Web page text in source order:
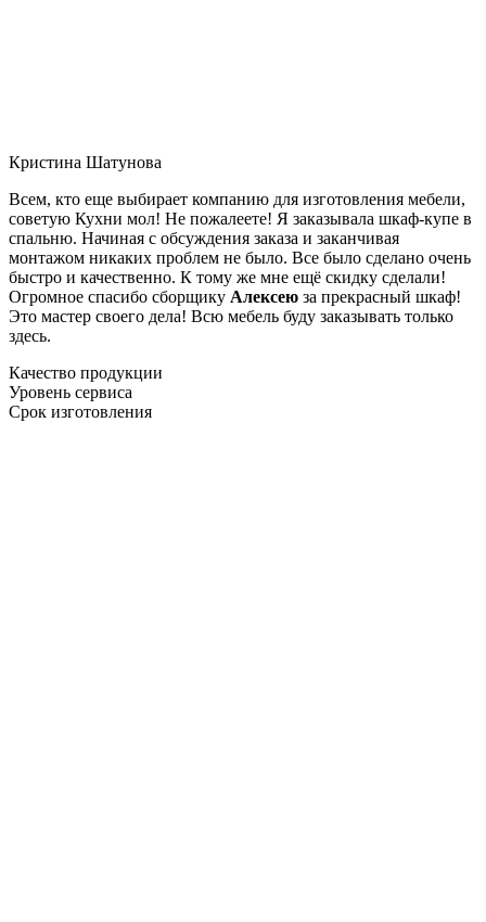
Кристина Шатунова
Всем, кто еще выбирает компанию для изготовления мебели,
советую Кухни мол! Не пожалеете! Я заказывала шкаф-купе в
спальню. Начиная с обсуждения заказа и заканчивая
монтажом никаких проблем не было. Все было сделано очень
быстро и качественно. К тому же мне ещё скидку сделали!
Огромное спасибо сборщику Алексею за прекрасный шкаф!
Это мастер своего дела! Всю мебель буду заказывать только
здесь.
Качество продукции
Уровень сервиса
Срок изготовления